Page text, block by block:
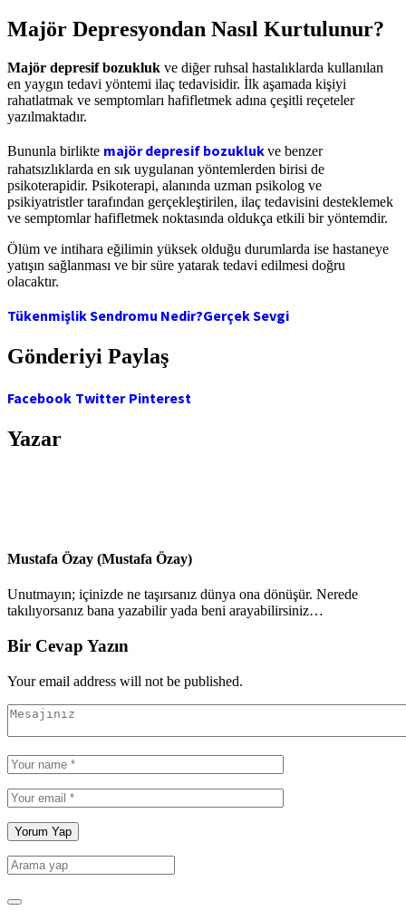
Majör Depresyondan Nasıl Kurtulunur?
Majör depresif bozukluk ve diğer ruhsal hastalıklarda kullanılan
en yaygın tedavi yöntemi ilaç tedavisidir. İlk aşamada kişiyi
rahatlatmak ve semptomları hafifletmek adına çeşitli reçeteler
yazılmaktadır.
Bununla birlikte majör depresif bozuklukve benzer
rahatsızlıklarda en sık uygulanan yöntemlerden birisi de
psikoterapidir. Psikoterapi, alanında uzman psikolog ve
psikiyatristler tarafından gerçekleştirilen, ilaç tedavisini desteklemek
ve semptomlar hafifletmek noktasında oldukça etkili bir yöntemdir.
Ölüm ve intihara eğilimin yüksek olduğu durumlarda ise hastaneye
yatışın sağlanması ve bir süre yatarak tedavi edilmesi doğru
olacaktır.
Tükenmişlik Sendromu Nedir?Gerçek Sevgi
Gönderiyi Paylaş
Facebook Twitter Pinterest
Yazar
Mustafa Özay (Mustafa Özay)
Unutmayın; içinizde ne taşırsanız dünya ona dönüşür. Nerede
takılıyorsanız bana yazabilir yada beni arayabilirsiniz…
Bir Cevap Yazın
Your email address will not be published.